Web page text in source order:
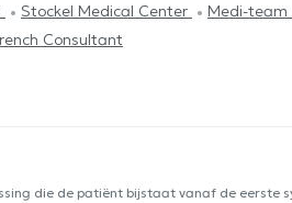
Stockel Medical Center
Medi-team
Consultant
die de patiënt bijstaat vanaf de eerste